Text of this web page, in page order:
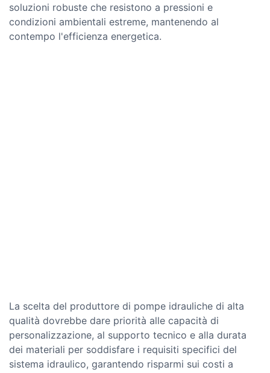
soluzioni robuste che resistono a pressioni e
condizioni ambientali estreme, mantenendo al
contempo l'efficienza energetica.
La scelta del produttore di pompe idrauliche di alta
qualità dovrebbe dare priorità alle capacità di
personalizzazione, al supporto tecnico e alla durata
dei materiali per soddisfare i requisiti specifici del
sistema idraulico, garantendo risparmi sui costi a